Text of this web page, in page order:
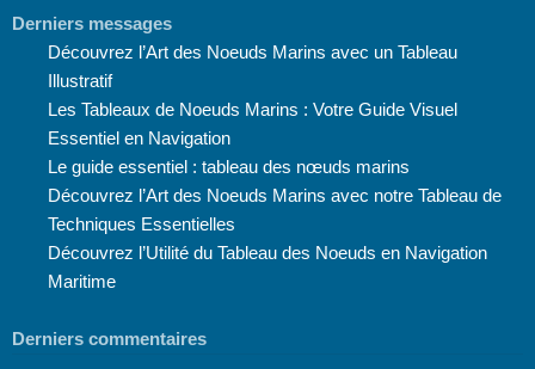
Derniers messages
Découvrez l’Art des Noeuds Marins avec un Tableau
Illustratif
Les Tableaux de Noeuds Marins : Votre Guide Visuel
Essentiel en Navigation
Le guide essentiel : tableau des nœuds marins
Découvrez l’Art des Noeuds Marins avec notre Tableau de
Techniques Essentielles
Découvrez l’Utilité du Tableau des Noeuds en Navigation
Maritime
Derniers commentaires